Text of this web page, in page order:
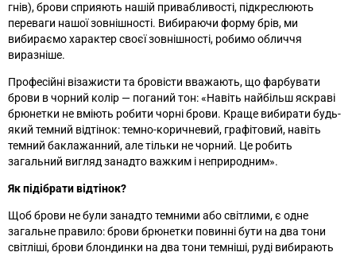
гнів), брови сприяють нашій привабливості, підкреслюють
переваги нашої зовнішності. Вибираючи форму брів, ми
вибираємо характер своєї зовнішності, робимо обличчя
виразніше.
Професійні візажисти та бровісти вважають, що фарбувати
брови в чорний колір — поганий тон: «Навіть найбільш яскраві
брюнетки не вміють робити чорні брови. Краще вибирати будь-
який темний відтінок: темно-коричневий, графітовий, навіть
темний баклажанний, але тільки не чорний. Це робить
загальний вигляд занадто важким і неприродним».
Як підібрати відтінок?
Щоб брови не були занадто темними або світлими, є одне
загальне правило: брови брюнетки повинні бути на два тони
світліші, брови блондинки на два тони темніші, руді вибирають